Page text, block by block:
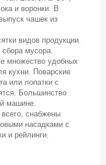
и воронки. В
чашек из
видов продукции.
мусора.
множество удобных
кухни. Поварские
или лопатки с
Большинство
машине.
снабжены
насадками с
и рейлинги.